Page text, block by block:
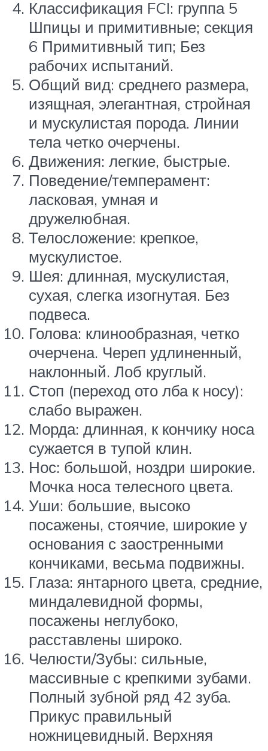
Классификация FCI: группа 5
Шпицы и примитивные; секция
6 Примитивный тип; Без
рабочих испытаний.
Общий вид: среднего размера,
изящная, элегантная, стройная
и мускулистая порода. Линии
тела четко очерчены.
Движения: легкие, быстрые.
Поведение/темперамент:
ласковая, умная и
дружелюбная.
Телосложение: крепкое,
мускулистое.
Шея: длинная, мускулистая,
сухая, слегка изогнутая. Без
подвеса.
Голова: клинообразная, четко
очерчена. Череп удлиненный,
наклонный. Лоб круглый.
Стоп (переход ото лба к носу):
слабо выражен.
Морда: длинная, к кончику носа
сужается в тупой клин.
Нос: большой, ноздри широкие.
Мочка носа телесного цвета.
Уши: большие, высоко
посажены, стоячие, широкие у
основания с заостренными
кончиками, весьма подвижны.
Глаза: янтарного цвета, средние,
миндалевидной формы,
посажены неглубоко,
расставлены широко.
Челюсти/Зубы: сильные,
массивные с крепкими зубами.
Полный зубной ряд 42 зуба.
Прикус правильный
ножницевидный. Верхняя